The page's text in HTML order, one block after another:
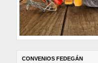
CONVENIOS FEDEGÁN